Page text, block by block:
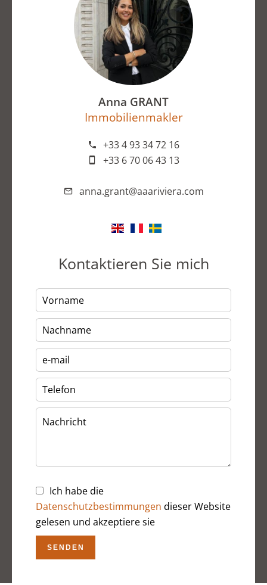
Anna GRANT
Immobilienmakler
+33 4 93 34 72 16
+33 6 70 06 43 13
anna.grant@aaariviera.com
Kontaktieren Sie mich
Ich habe die
Datenschutzbestimmungen dieser Website
gelesen und akzeptiere sie
SENDEN